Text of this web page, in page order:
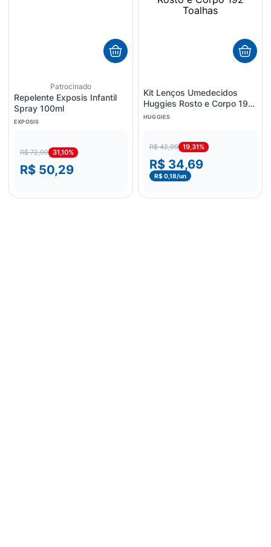
Patrocinado
Repelente Exposis Infantil
Spray 100ml
EXPOSIS
R$ 72,99 31,10%
R$ 50,29
Kit Lenços Umedecidos
Huggies Rosto e Corpo 192
Toalhas
HUGGIES
R$ 42,99 19,31%
R$ 34,69
R$ 0,18/un